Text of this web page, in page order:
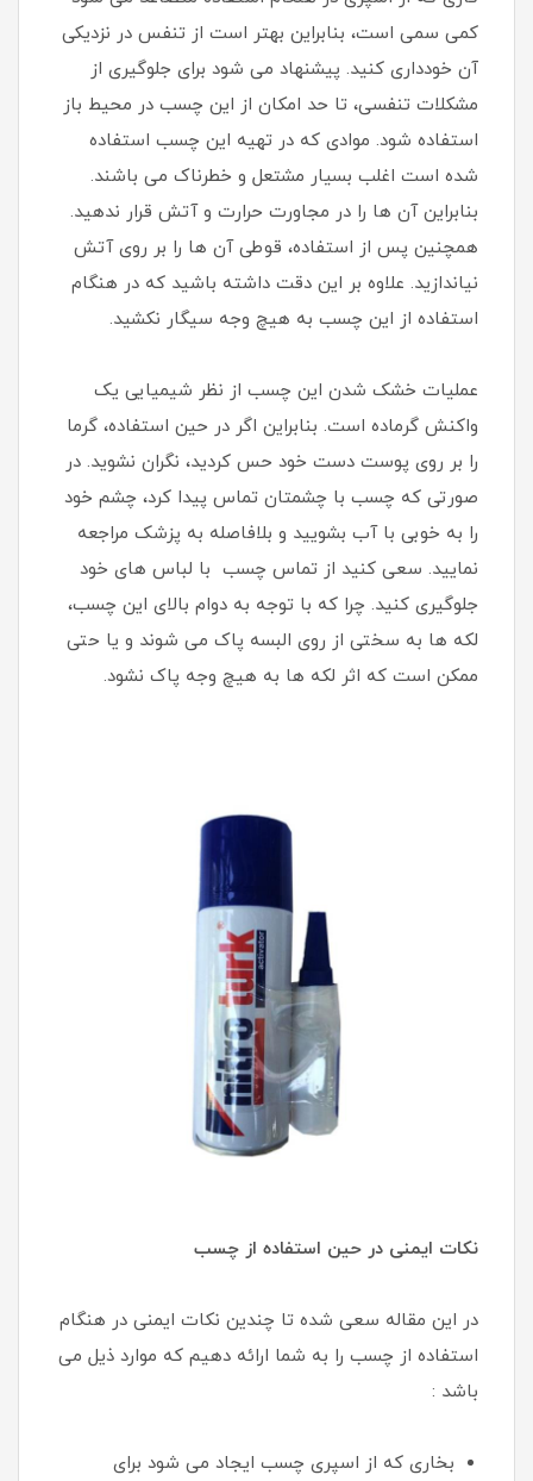
کمی سمی است، بنابراین بهتر است از تنفس در نزدیکی
آن خودداری کنید. پیشنهاد می شود برای جلوگیری از
مشکلات تنفسی، تا حد امکان از این چسب در محیط باز
استفاده شود. موادی که در تهیه این چسب استفاده
شده است اغلب بسیار مشتعل و خطرناک می باشند.
بنابراین آن ها را در مجاورت حرارت و آتش قرار ندهید.
همچنین پس از استفاده، قوطی آن ها را بر روی آتش
نیاندازید. علاوه بر این دقت داشته باشید که در هنگام
استفاده از این چسب به هیچ وجه سیگار نکشید.
عملیات خشک شدن این چسب از نظر شیمیایی یک
واکنش گرماده است. بنابراین اگر در حین استفاده، گرما
را بر روی پوست دست خود حس کردید، نگران نشوید. در
صورتی که چسب با چشمتان تماس پیدا کرد، چشم خود
را به خوبی با آب بشویید و بلافاصله به پزشک مراجعه
نمایید. سعی کنید از تماس چسب با لباس های خود
جلوگیری کنید. چرا که با توجه به دوام بالای این چسب،
لکه ها به سختی از روی البسه پاک می شوند و یا حتی
ممکن است که اثر لکه ها به هیچ وجه پاک نشود.
نکات ایمنی در حین استفاده از چسب
در این مقاله سعی شده تا چندین نکات ایمنی در هنگام
استفاده از چسب را به شما ارائه دهیم که موارد ذیل می
باشد :
بخاری که از اسپری چسب ایجاد می شود برای